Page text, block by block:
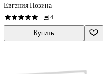
Евгения Позина
· 4
Купить